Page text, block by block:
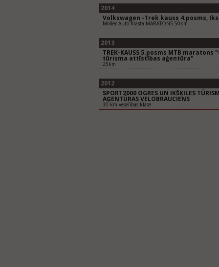
2014
Volkswagen -Trek kauss 4.posms,
Moller Auto Krasta MARATONS 50km
2013
TREK-KAUSS 5.posms MTB
tūrisma attīstības aģentūra"
25km
2012
SPORT2000 OGRES UN IKŠĶILES
AĢENTŪRAS VELOBRAUCIENS
30 km veselības klase